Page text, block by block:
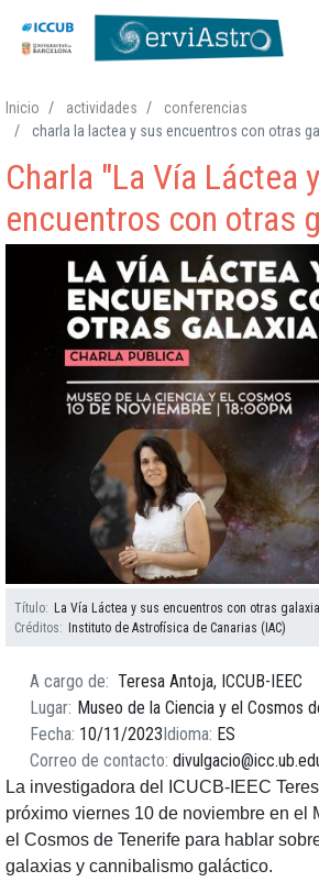
al
principal
Inicio actividades
conferencias
charla la lactea y sus encuentros con otras
Charla "La Vía Láctea
encuentros con otras
Título
La Vía Láctea y sus encuentros con otras
Créditos
Instituto de Astrofísica de Canarias (IAC)
A cargo de
Teresa Antoja, ICCUB-IEEC
Lugar Museo de la Ciencia y el Cosmos
Fecha 10/11/2023Idioma ES
Correo de contacto
La investigadora del ICUCB-IEEC
próximo viernes 10 de noviembre en el
el Cosmos de Tenerife para hablar
galaxias y cannibalismo galáctico.